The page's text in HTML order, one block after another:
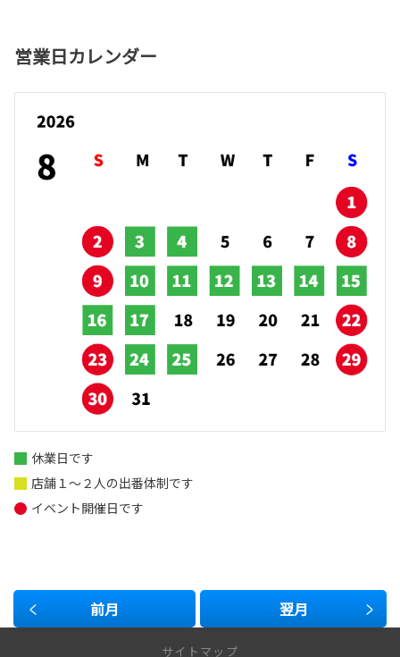
営業日カレンダー
前月 翌月
休業日です
店舗１～２人の出番体制です
イベント開催日です
サイトマップ